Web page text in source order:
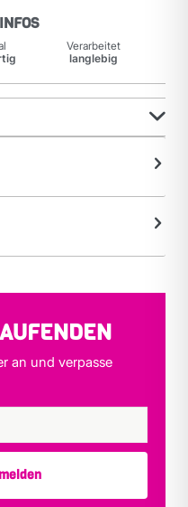
Verarbeitet
langlebig
an und verpasse